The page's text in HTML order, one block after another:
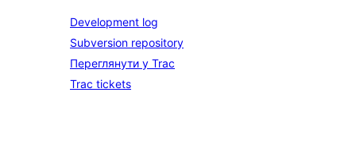
Development log
Subversion repository
Переглянути у Trac
Trac tickets